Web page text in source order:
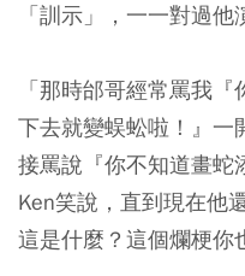
「訓示」，一一對過他
「那時邰哥經常罵我
下去就變蜈蚣啦！』一
接罵說『你不知道畫蛇
Ken笑說，直到現在他
這是什麼？這個爛梗你